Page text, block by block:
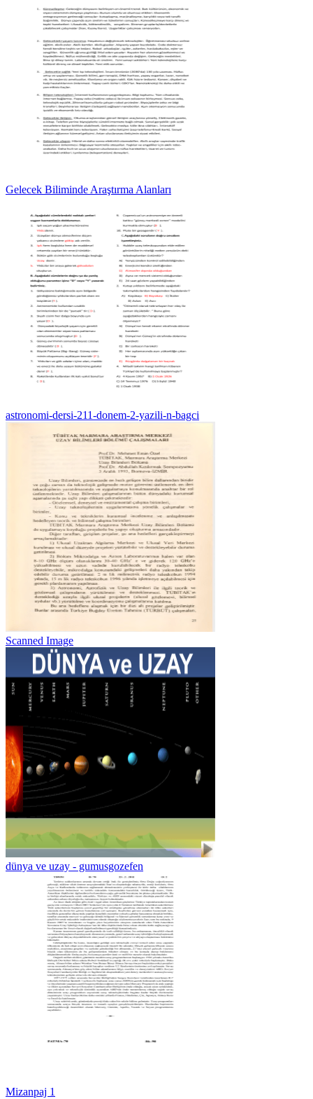
Gelecek Biliminde Araştırma Alanları
astronomi-dersi-211-donem-2-yazili-n-bagci
Scanned Image
dünya ve uzay - gumusgozefen
Mizanpaj 1